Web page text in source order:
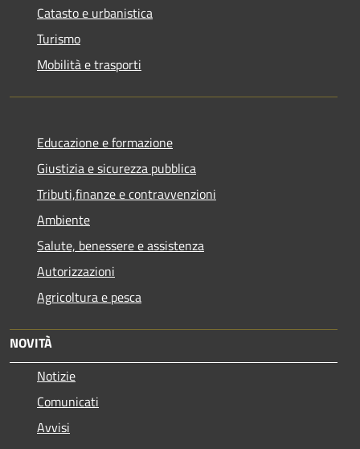
Catasto e urbanistica
Turismo
Mobilità e trasporti
Educazione e formazione
Giustizia e sicurezza pubblica
Tributi,finanze e contravvenzioni
Ambiente
Salute, benessere e assistenza
Autorizzazioni
Agricoltura e pesca
NOVITÀ
Notizie
Comunicati
Avvisi